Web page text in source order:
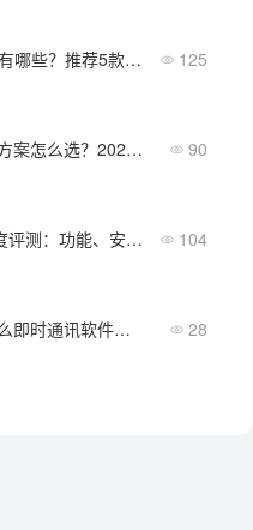
企业im跨平台工具有哪些？推荐5款适合B2B场景的即时通讯开发框架 125
政企内部聊天系统方案怎么选？2026年五大对比维度与推荐清单 90
5大免费企业IM深度评测：功能、安全、成本全维度对比 104
军工配套企业用什么即时通讯软件？国产化替代下的信创适配 28